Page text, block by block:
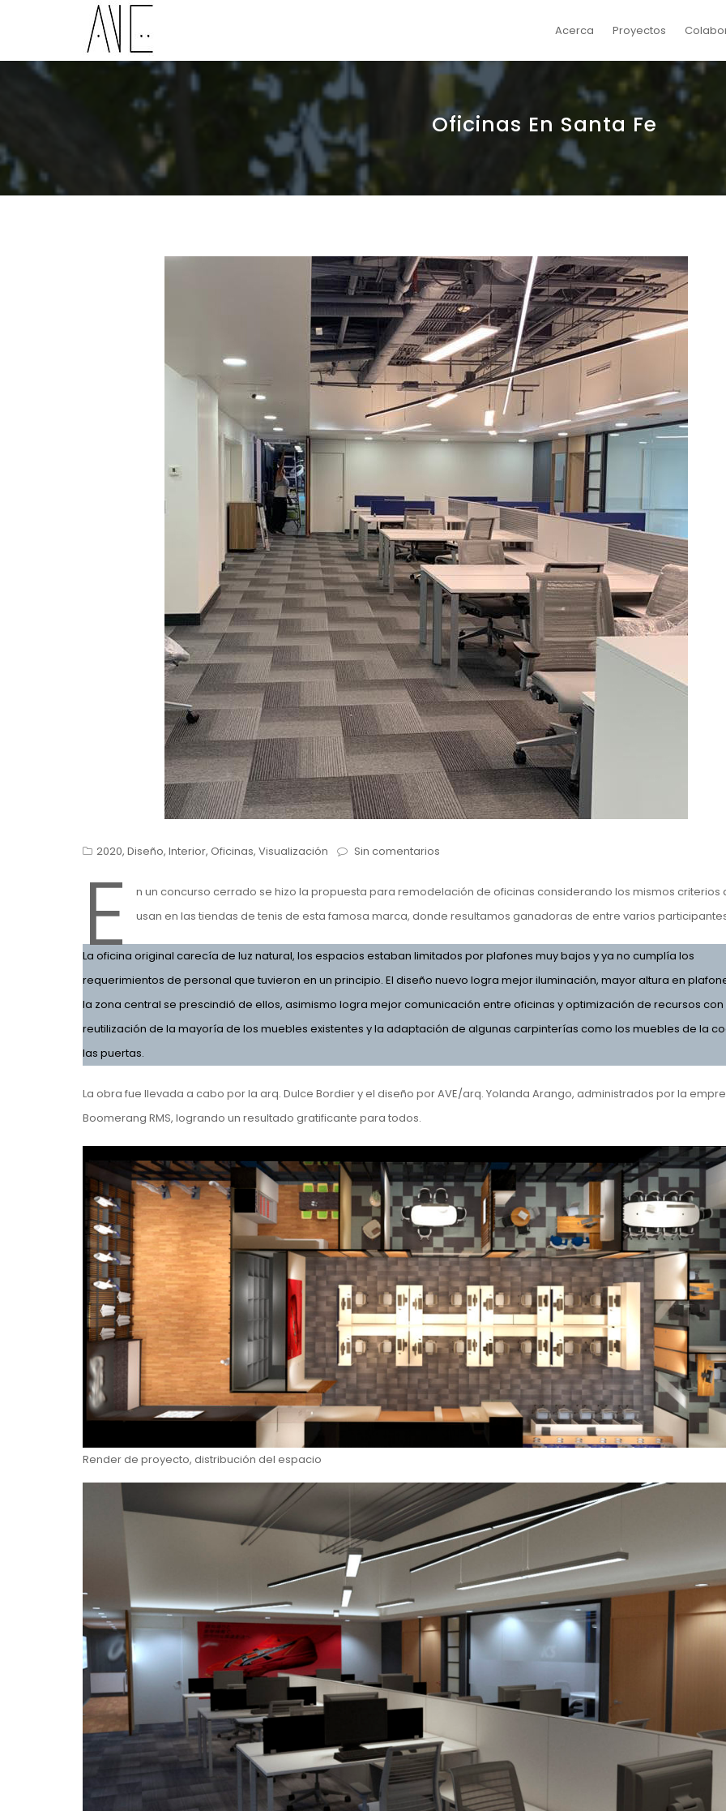
AVE Espacios
Diseño arquitectónico por Yolanda Arango
Acerca Proyectos
Oficinas En Santa Fe
2020, Diseño, Interior, Oficinas, Visualización Sin comentarios
E n un concurso cerrado se hizo la propuesta para remodelación de oficinas considerando los mismos criterios
usan en las tiendas de tenis de esta famosa marca, donde resultamos ganadoras de entre varios
La oficina original carecía de luz natural, los espacios estaban limitados por plafones muy bajos y ya no cumplía los
requerimientos de personal que tuvieron en un principio. El diseño nuevo logra mejor iluminación, mayor altura en
la zona central se prescindió de ellos, asimismo logra mejor comunicación entre oficinas y optimización de recursos con
reutilización de la mayoría de los muebles existentes y la adaptación de algunas carpinterías como los muebles de la
las puertas.
La obra fue llevada a cabo por la arq. Dulce Bordier y el diseño por AVE/arq. Yolanda Arango, administrados por la
Boomerang RMS, logrando un resultado gratificante para todos.
Render de proyecto, distribución del espacio